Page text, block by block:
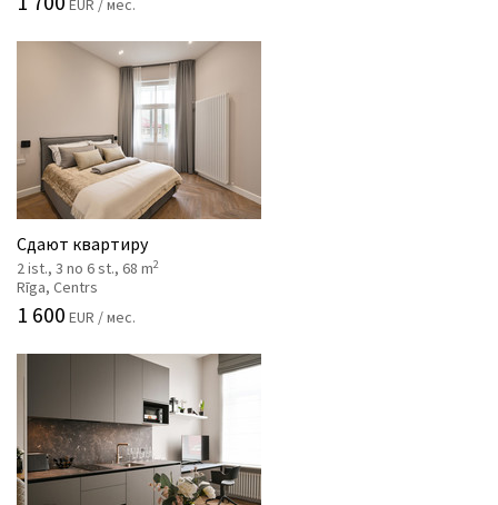
EUR / мес.
Сдают квартиру
2 ist., 3 no 6 st., 68 m2
Rīga, Centrs
1 600 EUR / мес.